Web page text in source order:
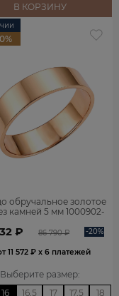
В КОРЗИНУ
обручальное золотое
камней 5 мм 1000902-
₽ 86 790 ₽ -20%
11 572 ₽ x 6 платежей
Выберите размер:
16 16,5 17 17,5 18